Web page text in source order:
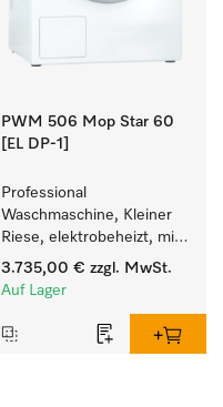
PWM 506 Mop Star 60
[EL DP-1]
Professional
Waschmaschine, Kleiner
Riese, elektrobeheizt, mit
Ablaufpumpe speziell für
die Anforderungen im
Füllgewicht 6 kg.
3.735,00 € zzgl. MwSt.
Auf Lager